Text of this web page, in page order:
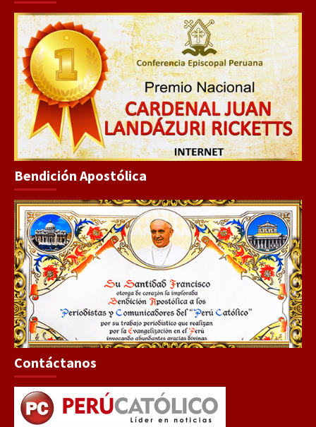
Bendición Apostólica
Contáctanos